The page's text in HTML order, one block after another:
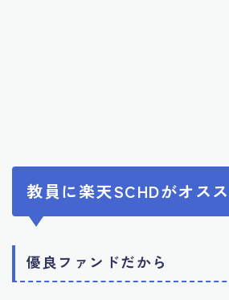
教員に楽天SCHDがオス
優良ファンドだから